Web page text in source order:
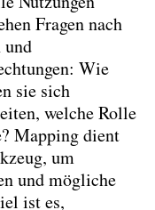
Fragen nach
und
Wie
sie sich
welche Rolle
Mapping dient
um
und mögliche
ist es,
Straßenraum